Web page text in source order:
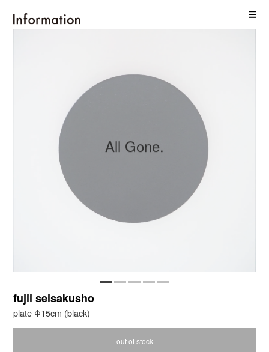
fujii seisakusho
plate Φ15cm (black)
out of stock